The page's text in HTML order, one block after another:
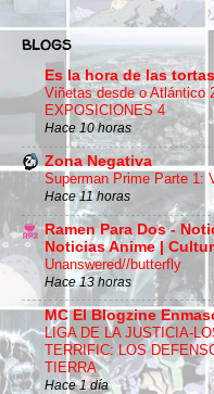
BLOGS
Es la hora de las
Viñetas desde o Atlántico
EXPOSICIONES 4
Hace 10 horas
Zona Negativa
Superman Prime Parte 1:
Hace 11 horas
Ramen Para Dos -
Noticias Anime |
Unanswered//butterfly
Hace 13 horas
MC El Blogzine
LIGA DE LA JUSTICIA-
TERRIFIC: LOS
TIERRA
Hace 1 día